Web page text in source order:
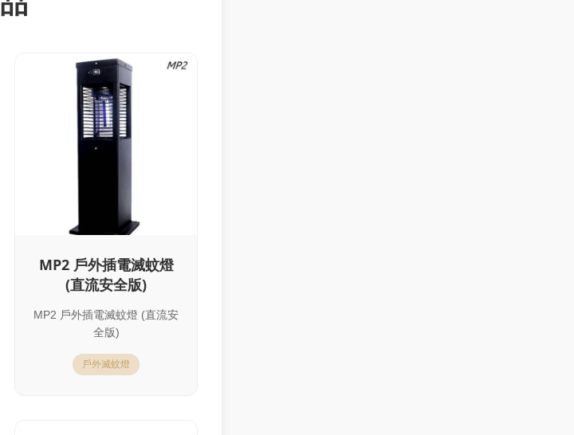
MP2 戶外插電滅蚊燈
(直流安全版)
MP2 戶外插電滅蚊燈 (直流安
全版)
戶外滅蚊燈